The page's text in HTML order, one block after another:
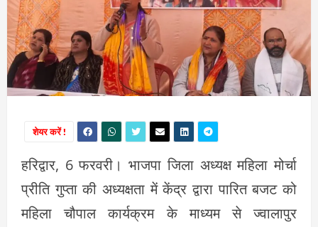
शेयर करें !
हरिद्वार, 6 फरवरी। भाजपा जिला अध्यक्ष महिला मोर्चा
प्रीति गुप्ता की अध्यक्षता में केंद्र द्वारा पारित बजट को
महिला चौपाल कार्यक्रम के माध्यम से ज्वालापुर